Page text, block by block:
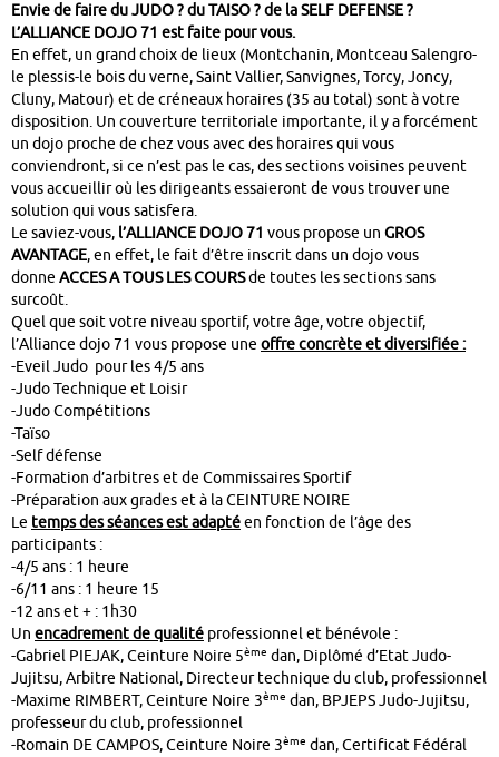
Envie de faire du JUDO ? du TAISO ? de la SELF DEFENSE ?
L’ALLIANCE DOJO 71 est faite pour vous.
En effet, un grand choix de lieux (Montchanin, Montceau Salengro-
le plessis-le bois du verne, Saint Vallier, Sanvignes, Torcy, Joncy,
Cluny, Matour) et de créneaux horaires (35 au total) sont à votre
disposition. Un couverture territoriale importante, il y a forcément
un dojo proche de chez vous avec des horaires qui vous
conviendront, si ce n’est pas le cas, des sections voisines peuvent
vous accueillir où les dirigeants essaieront de vous trouver une
solution qui vous satisfera.
Le saviez-vous, l’ALLIANCE DOJO 71 vous propose un GROS
AVANTAGE, en effet, le fait d’être inscrit dans un dojo vous
donne ACCES A TOUS LES COURSde toutes les sections sans
surcoût.
Quel que soit votre niveau sportif, votre âge, votre objectif,
l’Alliance dojo 71 vous propose une offre concrète et diversifiée :
-Eveil Judo pour les 4/5 ans
-Judo Technique et Loisir
-Judo Compétitions
-Taïso
-Self défense
-Formation d’arbitres et de Commissaires Sportif
-Préparation aux grades et à la CEINTURE NOIRE
Le temps des séances est adaptéen fonction de l’âge des
participants :
-4/5 ans : 1 heure
-6/11 ans : 1 heure 15
-12 ans et + : 1h30
Un encadrement de qualité professionnel et bénévole :
-Gabriel PIEJAK, Ceinture Noire 5ème dan, Diplômé d’Etat Judo-
Jujitsu, Arbitre National, Directeur technique du club, professionnel
-Maxime RIMBERT, Ceinture Noire 3ème dan, BPJEPS Judo-Jujitsu,
professeur du club, professionnel
-Romain DE CAMPOS, Ceinture Noire 3ème dan, Certificat Fédéral